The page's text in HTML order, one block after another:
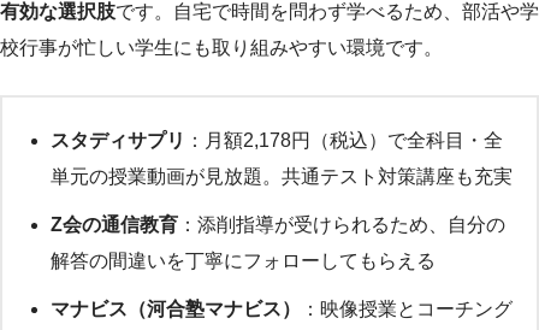
有効な選択肢です。自宅で時間を問わず学べるため、部活や学
校行事が忙しい学生にも取り組みやすい環境です。
スタディサプリ ：月額2,178円（税込）で全科目・全
単元の授業動画が見放題。共通テスト対策講座も充実
Z会の通信教育 ：添削指導が受けられるため、自分の
解答の間違いを丁寧にフォローしてもらえる
マナビス（河合塾マナビス）
：映像授業とコーチング